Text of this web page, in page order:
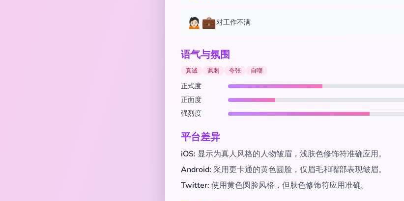
🙍🏻💼对工作不满
语气与氛围
真诚 讽刺 夸张 自嘲
正式度
正面度
强烈度
平台差异
iOS: 显示为真人风格的人物皱眉，浅肤色修饰符准确应用。
Android: 采用更卡通的黄色圆脸，仅眉毛和嘴部表现皱眉。
Twitter: 使用黄色圆脸风格，但肤色修饰符应用准确。